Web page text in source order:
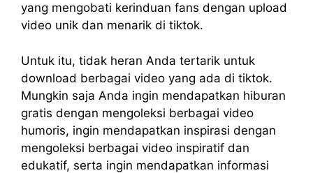
yang mengobati kerinduan fans dengan upload
video unik dan menarik di tiktok.
Untuk itu, tidak heran Anda tertarik untuk
download berbagai video yang ada di tiktok.
Mungkin saja Anda ingin mendapatkan hiburan
gratis dengan mengoleksi berbagai video
humoris, ingin mendapatkan inspirasi dengan
mengoleksi berbagai video inspiratif dan
edukatif, serta ingin mendapatkan informasi